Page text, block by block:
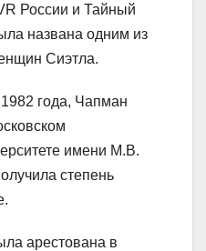
России и Тайный
названа одним из
Сиэтла.
года, Чапман
имени М.В.
степень
арестована в